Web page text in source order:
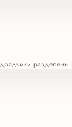
разделены